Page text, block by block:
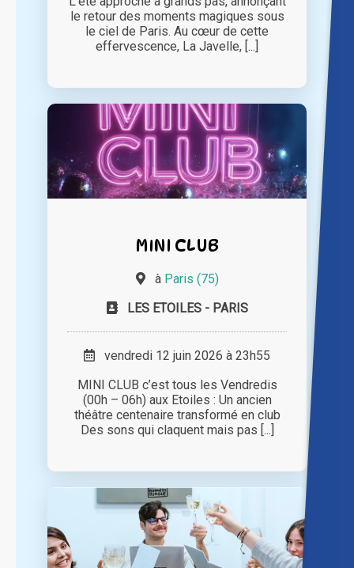
le retour des moments magiques sous
le ciel de Paris. Au cœur de cette
effervescence, La Javelle, [...]
MINI CLUB
à Paris (75)
LES ETOILES - PARIS
vendredi 12 juin 2026 à 23h55
MINI CLUB c’est tous les Vendredis
(00h – 06h) aux Etoiles : Un ancien
théâtre centenaire transformé en club
Des sons qui claquent mais pas [...]